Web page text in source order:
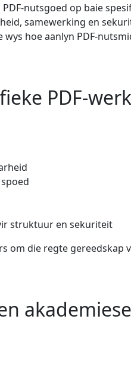
nutsgoed op baie
samewerking en
hoe aanlyn PDF-
PDF-
struktuur en sekuriteit
om die regte gereedskap
akademiese